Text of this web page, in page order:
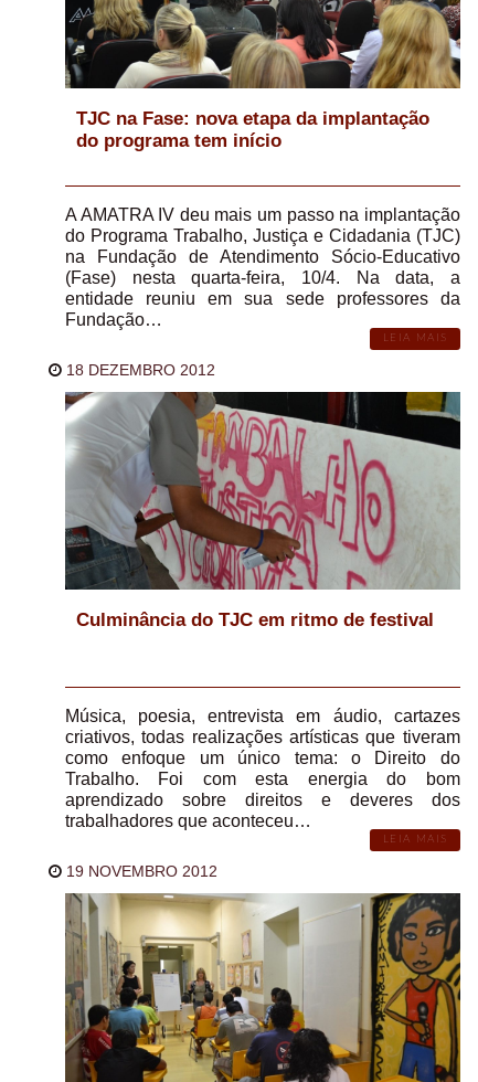
TJC na Fase: nova etapa da implantação
do programa tem início
A AMATRA IV deu mais um passo na implantação
do Programa Trabalho, Justiça e Cidadania (TJC)
na Fundação de Atendimento Sócio-Educativo
(Fase) nesta quarta-feira, 10/4. Na data, a
entidade reuniu em sua sede professores da
Fundação…
LEIA MAIS
18 DEZEMBRO 2012
Culminância do TJC em ritmo de festival
Música, poesia, entrevista em áudio, cartazes
criativos, todas realizações artísticas que tiveram
como enfoque um único tema: o Direito do
Trabalho. Foi com esta energia do bom
aprendizado sobre direitos e deveres dos
trabalhadores que aconteceu…
LEIA MAIS
19 NOVEMBRO 2012